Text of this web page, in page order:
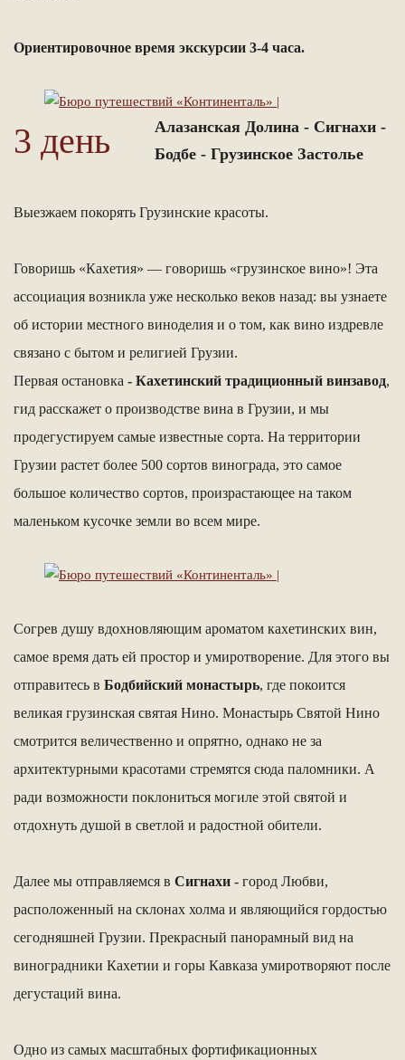
Ориентировочное время экскурсии 3-4 часа.
3 день
Алазанская Долина - Сигнахи -
Бодбе - Грузинское Застолье
Выезжаем покорять Грузинские красоты.
Говоришь «Кахетия» — говоришь «грузинское вино»! Эта
ассоциация возникла уже несколько веков назад: вы узнаете
об истории местного виноделия и о том, как вино издревле
связано с бытом и религией Грузии.
Первая остановка - Кахетинский традиционный винзавод,
гид расскажет о производстве вина в Грузии, и мы
продегустируем самые известные сорта. На территории
Грузии растет более 500 сортов винограда, это самое
большое количество сортов, произрастающее на таком
маленьком кусочке земли во всем мире.
Согрев душу вдохновляющим ароматом кахетинских вин,
самое время дать ей простор и умиротворение. Для этого вы
отправитесь в Бодбийский монастырь, где покоится
великая грузинская святая Нино. Монастырь Святой Нино
смотрится величественно и опрятно, однако не за
архитектурными красотами стремятся сюда паломники. А
ради возможности поклониться могиле этой святой и
отдохнуть душой в светлой и радостной обители.
Далее мы отправляемся в Сигнахи - город Любви,
расположенный на склонах холма и являющийся гордостью
сегодняшней Грузии. Прекрасный панорамный вид на
виноградники Кахетии и горы Кавказа умиротворяют после
дегустаций вина.
Одно из самых масштабных фортификационных